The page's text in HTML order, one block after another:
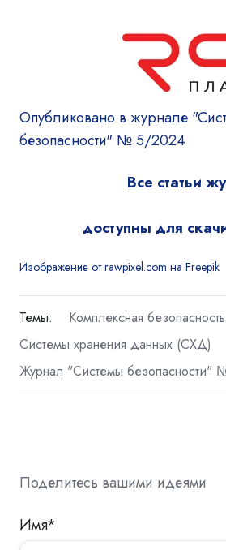
Опубликовано в журнале
безопасности" № 5/2024
Все статьи
доступны для
Изображение от rawpixel.com на Freepik
Темы: Комплексная безопасность
Системы хранения данных (СХД)
Журнал "Системы
Поделитесь вашими идеями
Имя*